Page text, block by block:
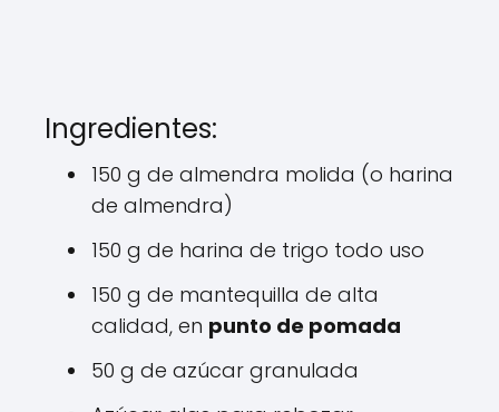
Ingredientes:
150 g de almendra molida (o harina
de almendra)
150 g de harina de trigo todo uso
150 g de mantequilla de alta
calidad, en punto de pomada
50 g de azúcar granulada